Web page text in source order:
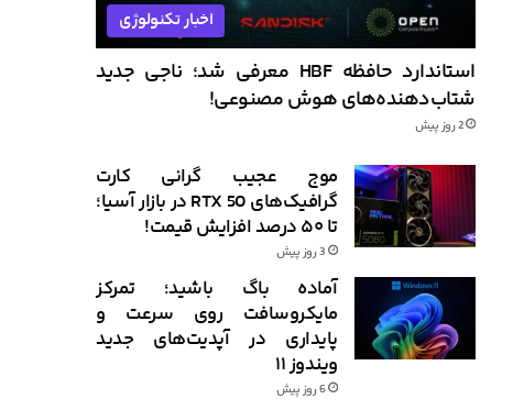
اخبار تکنولوژی
استاندارد حافظه HBF معرفی شد؛ ناجی جدید
شتاب‌دهنده‌های هوش مصنوعی!
2 روز پیش
موج عجیب گرانی کارت
گرافیک‌های RTX 50 در بازار آسیا؛
تا ۵۰ درصد افزایش قیمت!
3 روز پیش
آماده باگ باشید؛ تمرکز
مایکروسافت روی سرعت و
پایداری در آپدیت‌های جدید
ویندوز ۱۱
6 روز پیش